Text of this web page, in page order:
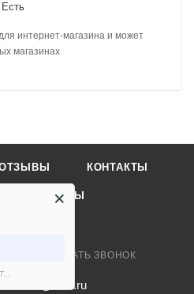
Есть
интернет-магазина и может
магазинах
КОНТАКТЫ
БРЕНДЫ
ЗАКАЗАТЬ ЗВОНОК